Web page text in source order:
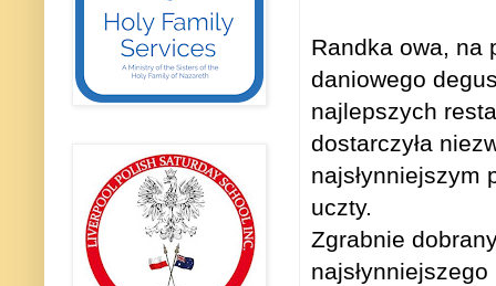
Randka owa, na
daniowego
najlepszych
dostarczyła
najsłynniejszym
uczty.
Zgrabnie